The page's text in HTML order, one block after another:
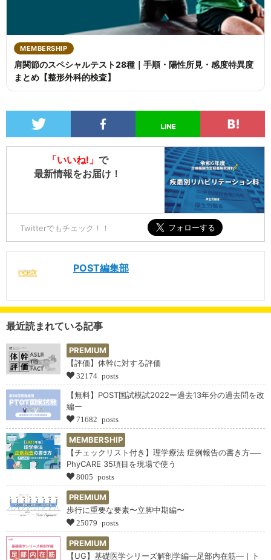
MEMBERSHIP
肩関節のスペシャルテスト28種｜手順・陽性所見・感度特異度
まとめ【整形外科的検査】
「いいね!」 で
最新情報をお届け！
Twitterでもチェック！！
POST編集部
最近読まれている記事
PREMIUM
【評価】体幹に対する評価
32174 posts
【無料】POST国試模試2022ー過去13年分の過去問を改
編ー
71682 posts
MEMBERSHIP
【チェックリスト付き】理学療法 症例報告の書き方──
PhyCARE 35項目を現場で使う
8005 posts
PREMIUM
歩行に重要な要素〜立脚中期編〜
25079 posts
PREMIUM
【UG】基礎医学シリーズ解剖学編―足部内在筋―｜ト